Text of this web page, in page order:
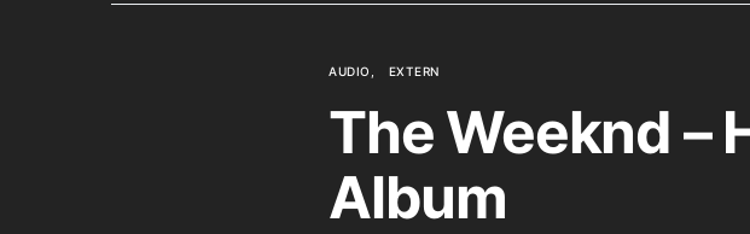
AUDIO EXTERN
The Weeknd –
Album